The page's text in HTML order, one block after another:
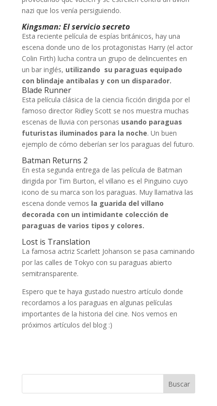
nazi que los venía persiguiendo.
Kingsman: El servicio secreto
Esta reciente película de espías británicos, hay una
escena donde uno de los protagonistas Harry (el actor
Colin Firth) lucha contra un grupo de delincuentes en
un bar inglés, utilizando su paraguas equipado
con blindaje antibalas y con un disparador.
Blade Runner
Esta película clásica de la ciencia ficción dirigida por el
famoso director Ridley Scott se nos muestra muchas
escenas de lluvia con personas usando paraguas
futuristas iluminados para la noche. Un buen
ejemplo de cómo deberían ser los paraguas del futuro.
Batman Returns 2
En esta segunda entrega de las película de Batman
dirigida por Tim Burton, el villano es el Pinguino cuyo
icono de su marca son los paraguas. Muy llamativa las
escena donde vemos la guarida del villano
decorada con un intimidante colección de
paraguas de varios tipos y colores.
Lost is Translation
La famosa actriz Scarlett Johanson se pasa caminando
por las calles de Tokyo con su paraguas abierto
semitransparente.
Espero que te haya gustado nuestro artículo donde
recordamos a los paraguas en algunas películas
importantes de la historia del cine. Nos vemos en
próximos artículos del blog :)